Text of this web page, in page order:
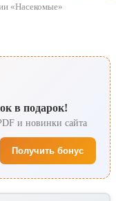
«Насекомые»
в подарок!
и новинки сайта
Получить бонус